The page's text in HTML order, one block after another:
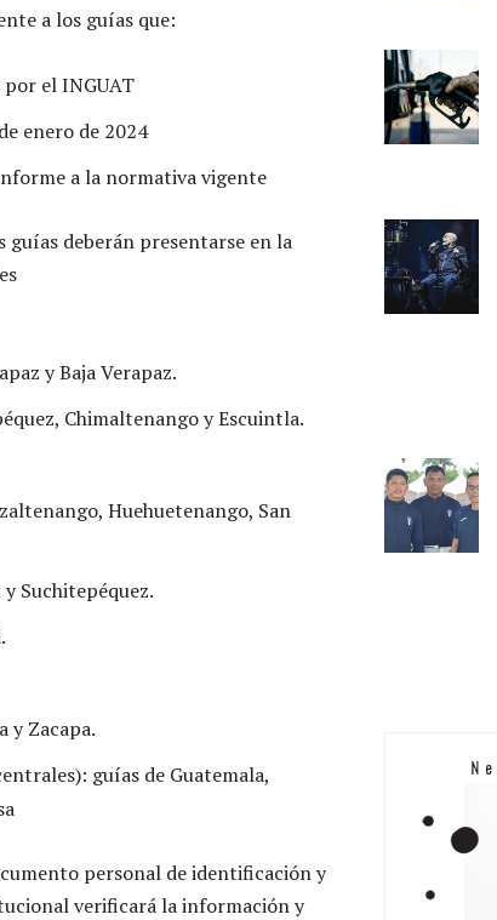
a los guías que:
el INGUAT
enero de 2024
a la normativa vigente
deberán presentarse en la
y Baja Verapaz.
Chimaltenango y Escuintla.
Huehuetenango, San
Suchitepéquez.
y Zacapa.
guías de Guatemala,
personal de identificación y
verificará la información y